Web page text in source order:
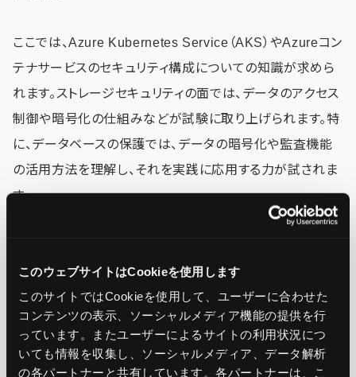
このウェブサイトはCookieを使用します
このサイトではCookieを使用して、ユーザーに合わせた
コンテンツの表示、ソーシャルメディア機能の提供を行
っています。またユーザーによるサイトの利用状況につ
いても情報を収集し、ソーシャルメディア、データ解析
の各パートナーと共有しています。各パートナーは、こ
ここでは、Azure Kubernetes Service（AKS）やAzureコン
テナサービスのセキュリティ構成についての知識が求めら
れます。ストレージセキュリティの面では、データのアクセス
制御や暗号化の仕組みなどが試験に取り上げられます。特
に、データベースの保護では、データの暗号化や監査機能
の活用方法を理解し、それを実践に応用する力が試されま
す。
どのようにセキュリティを強化するかを体感することが重要
です。暗号化に関する設定（TDE、Always Encrypted）につ
いては、特に深い理解が必要となるため、重点的に学習す
ることをお勧めします。